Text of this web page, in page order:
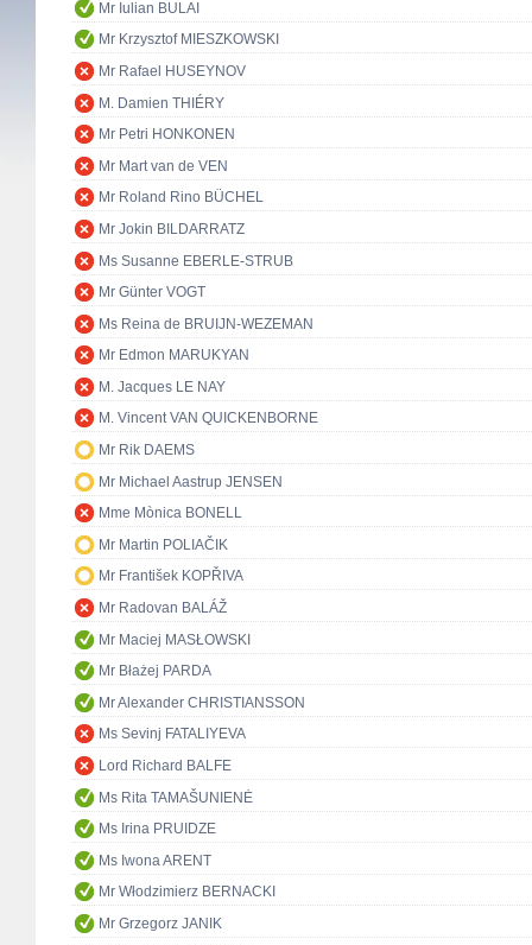
Mr Iulian BULAI
Mr Krzysztof MIESZKOWSKI
Mr Rafael HUSEYNOV
M. Damien THIÉRY
Mr Petri HONKONEN
Mr Mart van de VEN
Mr Roland Rino BÜCHEL
Mr Jokin BILDARRATZ
Ms Susanne EBERLE-STRUB
Mr Günter VOGT
Ms Reina de BRUIJN-WEZEMAN
Mr Edmon MARUKYAN
M. Jacques LE NAY
M. Vincent VAN QUICKENBORNE
Mr Rik DAEMS
Mr Michael Aastrup JENSEN
Mme Mònica BONELL
Mr Martin POLIAČIK
Mr František KOPŘIVA
Mr Radovan BALÁŽ
Mr Maciej MASŁOWSKI
Mr Błażej PARDA
Mr Alexander CHRISTIANSSON
Ms Sevinj FATALIYEVA
Lord Richard BALFE
Ms Rita TAMAŠUNIENĖ
Ms Irina PRUIDZE
Ms Iwona ARENT
Mr Włodzimierz BERNACKI
Mr Grzegorz JANIK